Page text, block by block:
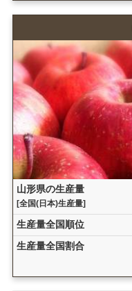
山形県の生産量
[全国(日本)生産量]
生産量全国順位
生産量全国割合